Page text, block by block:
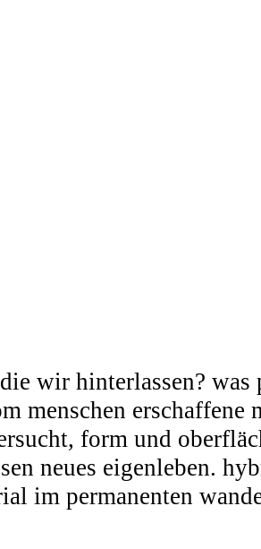
wir hinterlassen? was
menschen erschaffene
form und
neues eigenleben.
im permanenten